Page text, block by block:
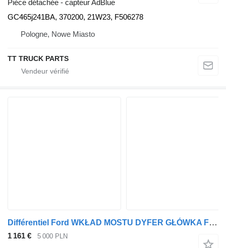
Pièce détachée - capteur AdBlue
GC465j241BA, 370200, 21W23, F506278
Pologne, Nowe Miasto
TT TRUCK PARTS
Différentiel Ford WKŁAD MOSTU DYFER GŁÓWKA F-MAX 500 CARGO FSS470F R2.313 HC 46-42 pour tracteur routier Ford cargo
1 161 € 5 000 PLN